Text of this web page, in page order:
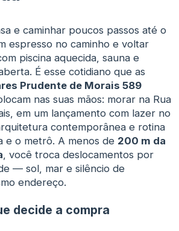
e caminhar poucos passos até o
espresso no caminho e voltar
piscina aquecida, sauna e
É esse cotidiano que as
Prudente de Morais 589
nas suas mãos: morar na Rua
em um lançamento com lazer no
contemporânea e rotina
e o metrô. A menos de 200 m da
, você troca deslocamentos por
— sol, mar e silêncio de
endereço.
decide a compra